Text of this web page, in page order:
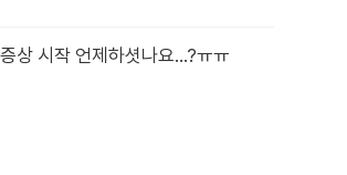
상 시작 언제하셧나요...?ㅠㅠ